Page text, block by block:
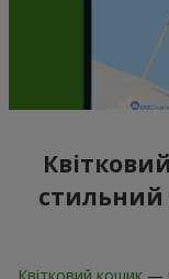
стильний